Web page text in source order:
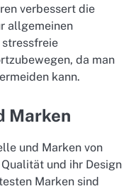
verbessert die
allgemeinen
stressfreie
da man
kann.
Marken
und Marken von
und ihr Design
Marken sind